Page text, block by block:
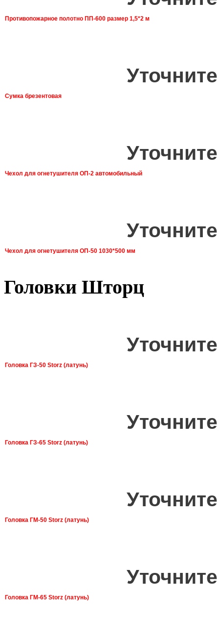
Противопожарное полотно ПП-600 размер 1,5*2 м
Сумка брезентовая
Чехол для огнетушителя ОП-2 автомобильный
Чехол для огнетушителя ОП-50 1030*500 мм
Головки Шторц
Головка ГЗ-50 Storz (латунь)
Головка ГЗ-65 Storz (латунь)
Головка ГМ-50 Storz (латунь)
Головка ГМ-65 Storz (латунь)